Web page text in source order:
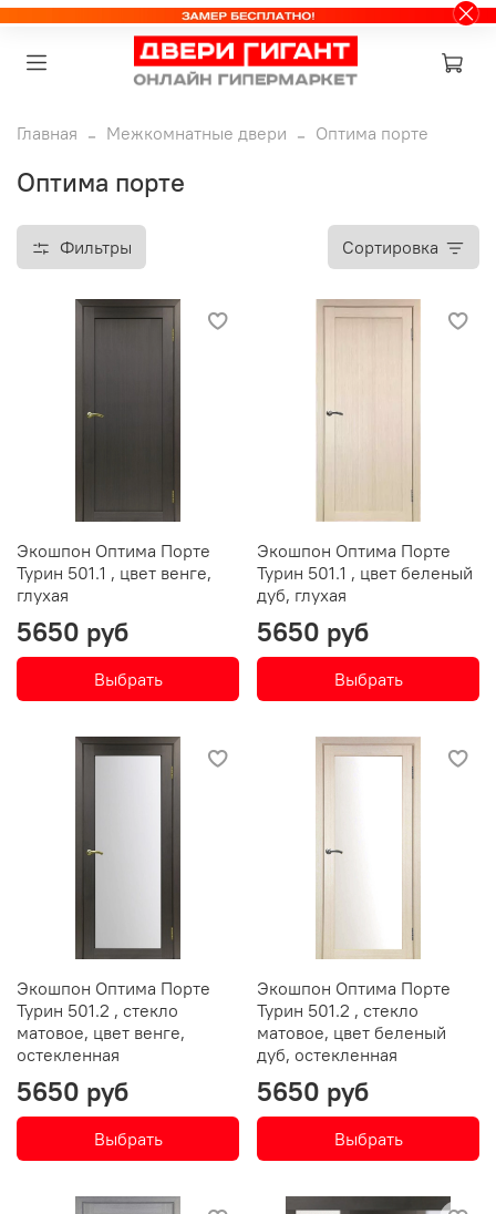
Главная Межкомнатные двери Оптима порте
Оптима порте
Фильтры Сортировка
Экошпон Оптима Порте
Турин 501.1 , цвет венге,
глухая
5650 руб
Выбрать
Экошпон Оптима Порте
Турин 501.1 , цвет беленый
дуб, глухая
5650 руб
Выбрать
Экошпон Оптима Порте
Турин 501.2 , стекло
матовое, цвет венге,
остекленная
5650 руб
Выбрать
Экошпон Оптима Порте
Турин 501.2 , стекло
матовое, цвет беленый
дуб, остекленная
5650 руб
Выбрать